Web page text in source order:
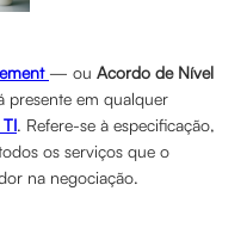
— ou Acordo de Nível
presente em qualquer
. Refere-se à especificação,
os serviços que o
na negociação.